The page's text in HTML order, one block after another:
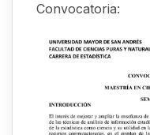
Convocatoria: